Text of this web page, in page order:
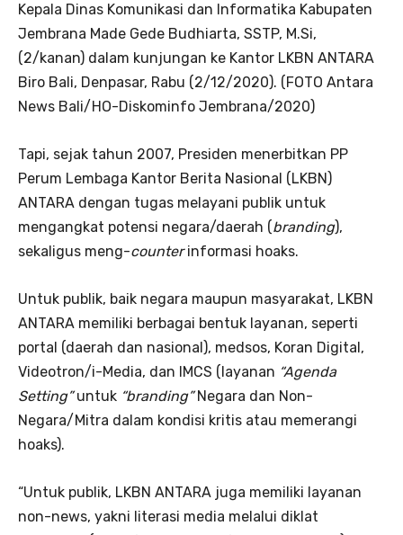
Kepala Dinas Komunikasi dan Informatika Kabupaten
Jembrana Made Gede Budhiarta, SSTP, M.Si,
(2/kanan) dalam kunjungan ke Kantor LKBN ANTARA
Biro Bali, Denpasar, Rabu (2/12/2020). (FOTO Antara
News Bali/HO-Diskominfo Jembrana/2020)
Tapi, sejak tahun 2007, Presiden menerbitkan PP
Perum Lembaga Kantor Berita Nasional (LKBN)
ANTARA dengan tugas melayani publik untuk
mengangkat potensi negara/daerah (branding),
sekaligus meng-counterinformasi hoaks.
Untuk publik, baik negara maupun masyarakat, LKBN
ANTARA memiliki berbagai bentuk layanan, seperti
portal (daerah dan nasional), medsos, Koran Digital,
Videotron/i-Media, dan IMCS (layanan “Agenda
Setting”untuk “branding”Negara dan Non-
Negara/Mitra dalam kondisi kritis atau memerangi
hoaks).
“Untuk publik, LKBN ANTARA juga memiliki layanan
non-news, yakni literasi media melalui diklat